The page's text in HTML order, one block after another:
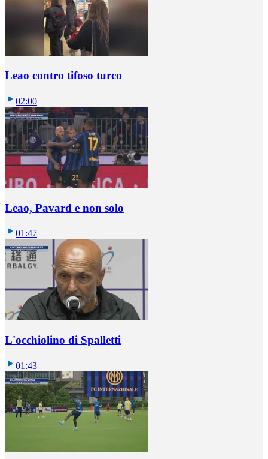
Leao contro tifoso turco
02:00
Leao, Pavard e non solo
01:47
L'occhiolino di Spalletti
01:43